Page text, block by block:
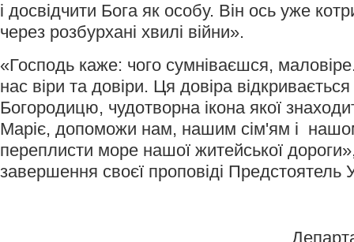
і досвідчити Бога як особу. Він ось уже
через розбурхані хвилі війни».
«Господь каже: чого сумніваєшся,
нас віри та довіри. Ця довіра
Богородицю, чудотворна ікона якої
Маріє, допоможи нам, нашим сім'ям і
переплисти море нашої житейської
завершення своєї проповіді Предстоятель